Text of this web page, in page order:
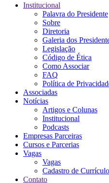
Institucional
Palavra do Presidente
Sobre
Diretoria
Galeria dos
Legislação
Código de Ética
Como Associar
FAQ
Política de
Associadas
Notícias
Artigos e Colunas
Institucional
Podcasts
Empresas Parceiras
Cursos e Parcerias
Vagas
Vagas
Cadastro de
Contato